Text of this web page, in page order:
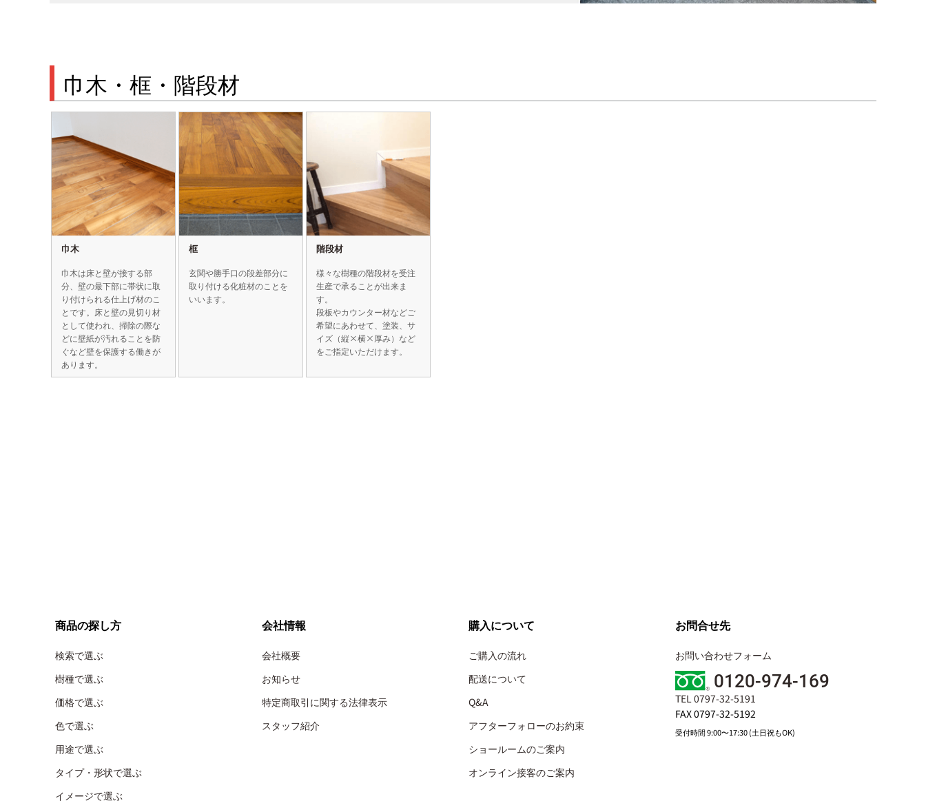
巾木・框・階段材
巾木
巾木は床と壁が接する部
分、壁の最下部に帯状に取
り付けられる仕上げ材のこ
とです。床と壁の見切り材
として使われ、掃除の際な
どに壁紙が汚れることを防
ぐなど壁を保護する働きが
あります。
框
玄関や勝手口の段差部分に
取り付ける化粧材のことを
いいます。
階段材
様々な樹種の階段材を受注
生産で承ることが出来ま
す。
段板やカウンター材などご
希望にあわせて、塗装、サ
イズ（縦×横×厚み）など
をご指定いただけます。
商品の探し方
検索で選ぶ
樹種で選ぶ
価格で選ぶ
色で選ぶ
用途で選ぶ
タイプ・形状で選ぶ
イメージで選ぶ
会社情報
会社概要
お知らせ
特定商取引に関する法律表示
スタッフ紹介
購入について
ご購入の流れ
配送について
Q&A
アフターフォローのお約束
ショールームのご案内
オンライン接客のご案内
お問合せ先
お問い合わせフォーム
0120-974-169
TEL 0797-32-5191
FAX 0797-32-5192
受付時間 9:00〜17:30 (土日祝もOK)